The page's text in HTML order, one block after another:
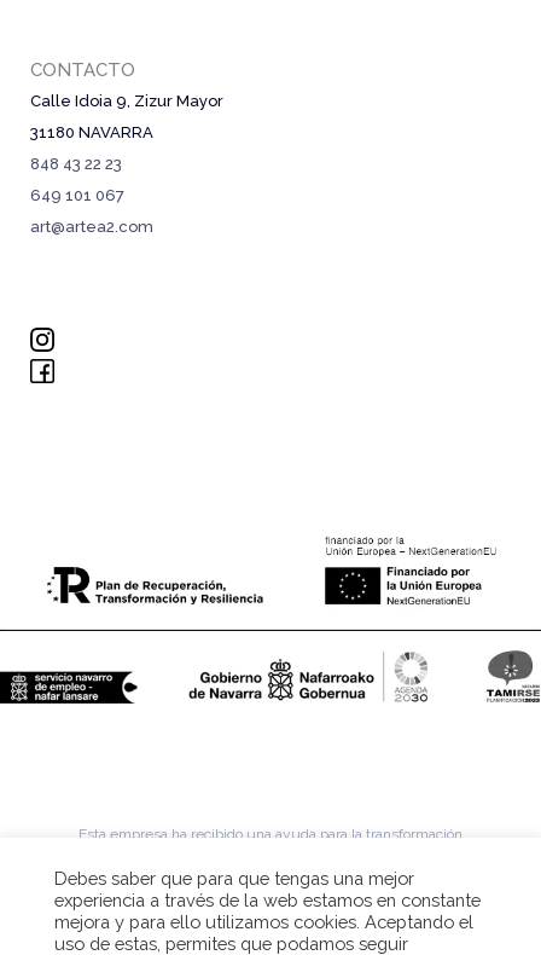
CONTACTO
Calle Idoia 9, Zizur Mayor
31180 NAVARRA
848 43 22 23
649 101 067
art@artea2.com
Esta empresa ha recibido una ayuda para la transformación
economía verde y digital (MRR) financiado por la Unión Europea -
Next Generation EU con la colaboración del SNE-NL y dentro del
Plan de Recuperación, Transformación y Resilencia del Gobierno
de España año 2022.
Debes saber que para que tengas una mejor
experiencia a través de la web estamos en constante
mejora y para ello utilizamos cookies. Aceptando el
uso de estas, permites que podamos seguir